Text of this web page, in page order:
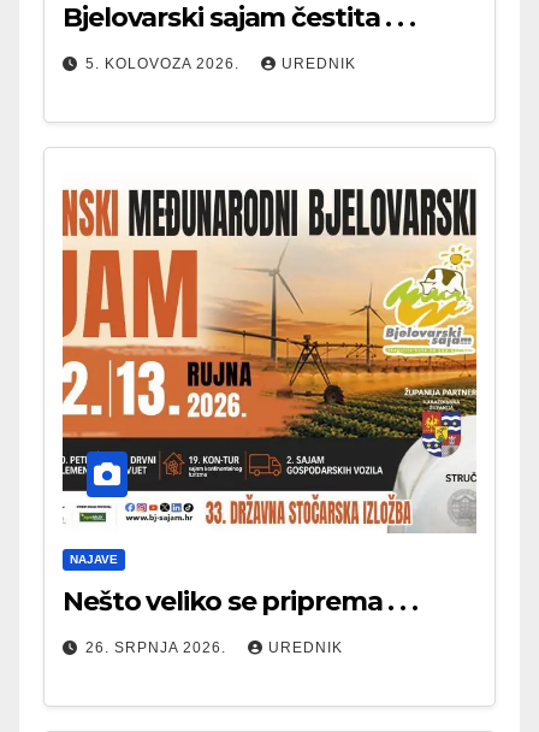
Bjelovarski sajam čestita . . .
5. KOLOVOZA 2026. UREDNIK
NAJAVE
Nešto veliko se priprema . . .
26. SRPNJA 2026. UREDNIK